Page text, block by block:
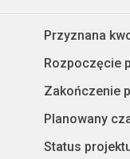
Przyznana
Rozpoczęcie
Zakończenie
Planowany
Status